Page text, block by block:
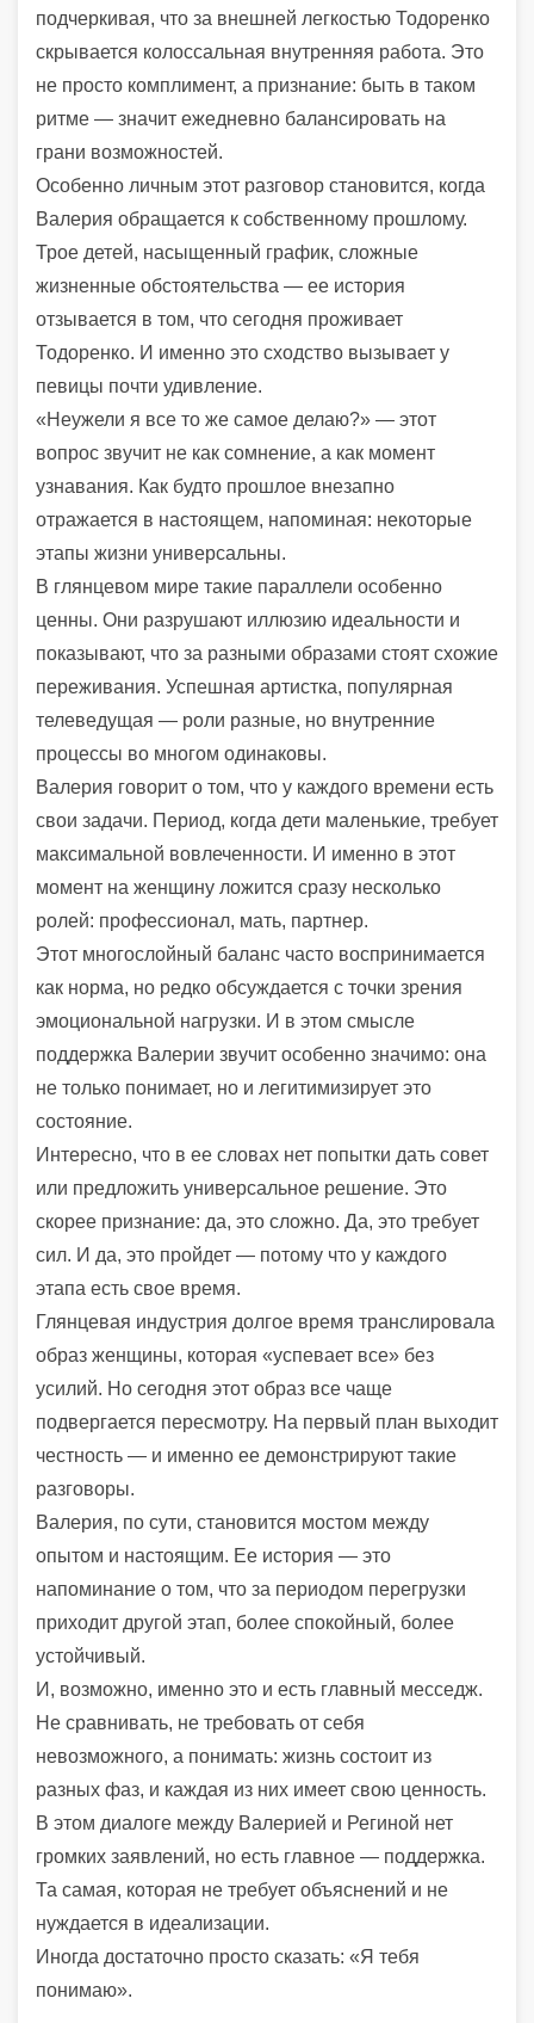
подчеркивая, что за внешней легкостью Тодоренко
скрывается колоссальная внутренняя работа. Это
не просто комплимент, а признание: быть в таком
ритме — значит ежедневно балансировать на
грани возможностей.
Особенно личным этот разговор становится, когда
Валерия обращается к собственному прошлому.
Трое детей, насыщенный график, сложные
жизненные обстоятельства — ее история
отзывается в том, что сегодня проживает
Тодоренко. И именно это сходство вызывает у
певицы почти удивление.
«Неужели я все то же самое делаю?» — этот
вопрос звучит не как сомнение, а как момент
узнавания. Как будто прошлое внезапно
отражается в настоящем, напоминая: некоторые
этапы жизни универсальны.
В глянцевом мире такие параллели особенно
ценны. Они разрушают иллюзию идеальности и
показывают, что за разными образами стоят схожие
переживания. Успешная артистка, популярная
телеведущая — роли разные, но внутренние
процессы во многом одинаковы.
Валерия говорит о том, что у каждого времени есть
свои задачи. Период, когда дети маленькие, требует
максимальной вовлеченности. И именно в этот
момент на женщину ложится сразу несколько
ролей: профессионал, мать, партнер.
Этот многослойный баланс часто воспринимается
как норма, но редко обсуждается с точки зрения
эмоциональной нагрузки. И в этом смысле
поддержка Валерии звучит особенно значимо: она
не только понимает, но и легитимизирует это
состояние.
Интересно, что в ее словах нет попытки дать совет
или предложить универсальное решение. Это
скорее признание: да, это сложно. Да, это требует
сил. И да, это пройдет — потому что у каждого
этапа есть свое время.
Глянцевая индустрия долгое время транслировала
образ женщины, которая «успевает все» без
усилий. Но сегодня этот образ все чаще
подвергается пересмотру. На первый план выходит
честность — и именно ее демонстрируют такие
разговоры.
Валерия, по сути, становится мостом между
опытом и настоящим. Ее история — это
напоминание о том, что за периодом перегрузки
приходит другой этап, более спокойный, более
устойчивый.
И, возможно, именно это и есть главный месседж.
Не сравнивать, не требовать от себя
невозможного, а понимать: жизнь состоит из
разных фаз, и каждая из них имеет свою ценность.
В этом диалоге между Валерией и Региной нет
громких заявлений, но есть главное — поддержка.
Та самая, которая не требует объяснений и не
нуждается в идеализации.
Иногда достаточно просто сказать: «Я тебя
понимаю».